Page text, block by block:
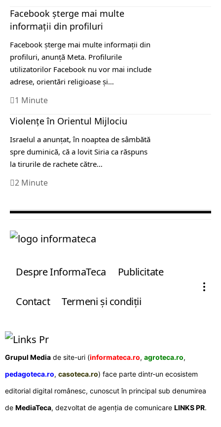
Facebook șterge mai multe
informații din profiluri
Facebook șterge mai multe informații din
profiluri, anunţă Meta. Profilurile
utilizatorilor Facebook nu vor mai include
adrese, orientări religioase şi…
1 Minute
Violenţe în Orientul Mijlociu
Israelul a anunţat, în noaptea de sâmbătă
spre duminică, că a lovit Siria ca răspuns
la tirurile de rachete către…
2 Minute
Despre InformaTeca Publicitate
Contact Termeni şi condiţii
Grupul Media de site-uri (informateca.ro, agroteca.ro,
pedagoteca.ro, casoteca.ro) face parte dintr-un ecosistem
editorial digital românesc, cunoscut în principal sub denumirea
de MediaTeca, dezvoltat de agenția de comunicare LINKS PR.